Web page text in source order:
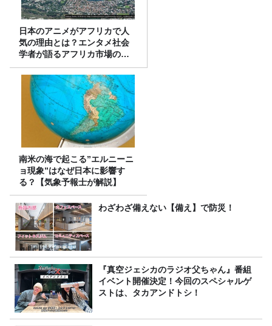
日本のアニメがアフリカで人
気の理由とは？エンタメ社会
学者が語るアフリカ市場のリ
アル
南米の海で起こる”エルニーニ
ョ現象”はなぜ日本に影響す
る？【気象予報士が解説】
わざわざ備えない【備え】で防災！
『真空ジェシカのラジオ父ちゃん』番組
イベント開催決定！今回のスペシャルゲ
ストは、タカアンドトシ！